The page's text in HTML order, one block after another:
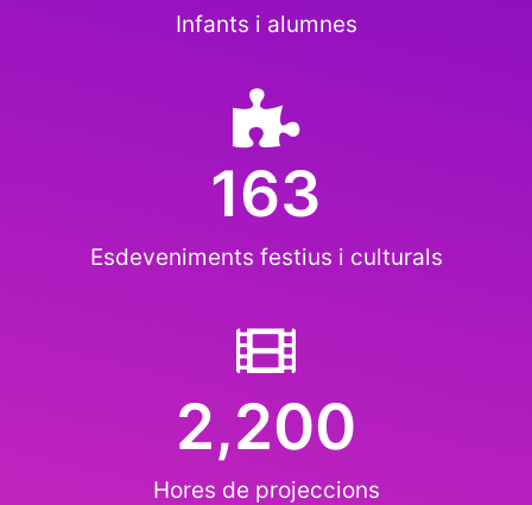
Infants i alumnes
Esdeveniments festius i culturals
163
Hores de projeccions
2,200